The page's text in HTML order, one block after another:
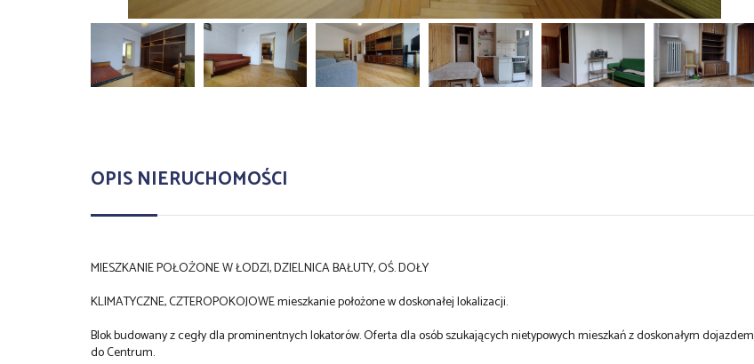
OPIS NIERUCHOMOŚCI
MIESZKANIE POŁOŻONE W ŁODZI, DZIELNICA BAŁUTY, OŚ. DOŁY
KLIMATYCZNE, CZTEROPOKOJOWE mieszkanie położone w doskonałej lokalizacji.
Blok budowany z cegły dla prominentnych lokatorów. Oferta dla osób szukających nietypowych mieszkań z doskonałym dojazdem
do Centrum.